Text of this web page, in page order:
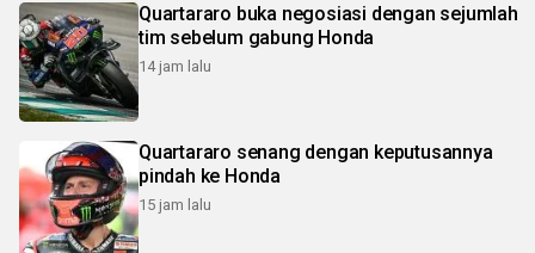
Quartararo buka negosiasi dengan sejumlah
tim sebelum gabung Honda
14 jam lalu
Quartararo senang dengan keputusannya
pindah ke Honda
15 jam lalu